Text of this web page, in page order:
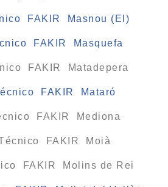
FAKIR Masnou (El)
FAKIR Masquefa
FAKIR Matadepera
FAKIR Mataró
FAKIR Mediona
FAKIR Moià
FAKIR Molins de Rei